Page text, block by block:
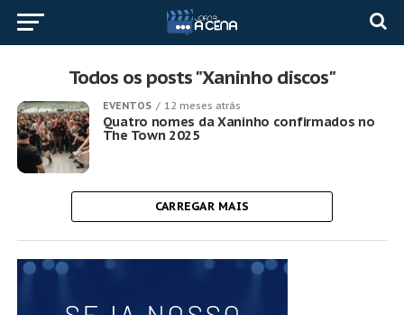
Todos os posts "Xaninho discos"
EVENTOS 12 meses atrás
Quatro nomes da Xaninho confirmados no
The Town 2025
CARREGAR MAIS